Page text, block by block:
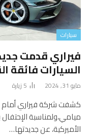
سيارات
السيارات فائقة
مايو 31, 2024 5 زيارة
كشفت شركة فيراري
الأميركية، عن جديدتها…